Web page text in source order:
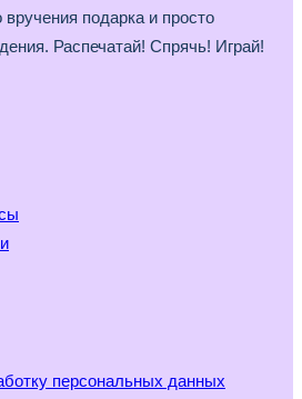
подарка и просто
Распечатай! Спрячь! Играй!
персональных данных